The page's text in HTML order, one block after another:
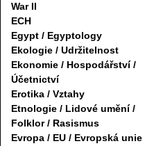
War II
ECH
Egypt / Egyptology
Ekologie / Udržitelnost
Ekonomie / Hospodářství /
Účetnictví
Erotika / Vztahy
Etnologie / Lidové umění /
Folklor / Rasismus
Evropa / EU / Evropská unie